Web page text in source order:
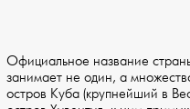
Официальное название
занимает не один, а
остров Куба (крупнейший в